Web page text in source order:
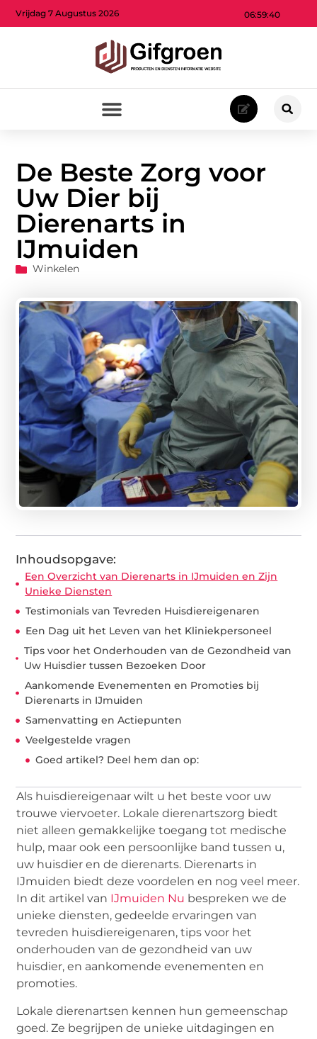
06:59:41
Vrijdag 7 Augustus 2026
De Beste Zorg voor
Uw Dier bij
Dierenarts in
IJmuiden
Winkelen
Inhoudsopgave:
Een Overzicht van Dierenarts in IJmuiden en Zijn
Unieke Diensten
Testimonials van Tevreden Huisdiereigenaren
Een Dag uit het Leven van het Kliniekpersoneel
Tips voor het Onderhouden van de Gezondheid van
Uw Huisdier tussen Bezoeken Door
Aankomende Evenementen en Promoties bij
Dierenarts in IJmuiden
Samenvatting en Actiepunten
Veelgestelde vragen
Goed artikel? Deel hem dan op:
Als huisdiereigenaar wilt u het beste voor uw
trouwe viervoeter. Lokale dierenartszorg biedt
niet alleen gemakkelijke toegang tot medische
hulp, maar ook een persoonlijke band tussen u,
uw huisdier en de dierenarts. Dierenarts in
IJmuiden biedt deze voordelen en nog veel meer.
In dit artikel van IJmuiden Nu bespreken we de
unieke diensten, gedeelde ervaringen van
tevreden huisdiereigenaren, tips voor het
onderhouden van de gezondheid van uw
huisdier, en aankomende evenementen en
promoties.
Lokale dierenartsen kennen hun gemeenschap
goed. Ze begrijpen de unieke uitdagingen en